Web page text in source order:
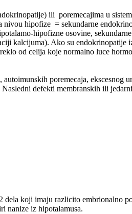
ili poremecajima u
hipofize = sekundarne
hipofizne osovine,
kalcijuma). Ako su
od celija koje normalno luce
poremecaja,
defekti membranskih ili
koji imaju razlicito embrionalno
nanize iz hipotalamusa.